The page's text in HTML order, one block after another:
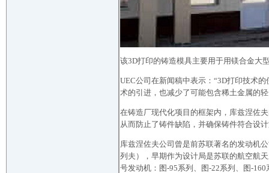
该3D打印的铸造模具主要用于用镁合金大
UEC公司在新闻稿中表示：“3D打印技术
术的引进，也减少了可能包含稀土金属的
在铸造厂现代化项目的框架内，库兹涅佐
从而防止了铸件缺陷，并确保铸件符合设
库兹涅佐夫公司曾是前苏联著名的发动机
列夫），早期作为设计局是苏联的航空航
号发动机：图-95系列、图-22系列、图-